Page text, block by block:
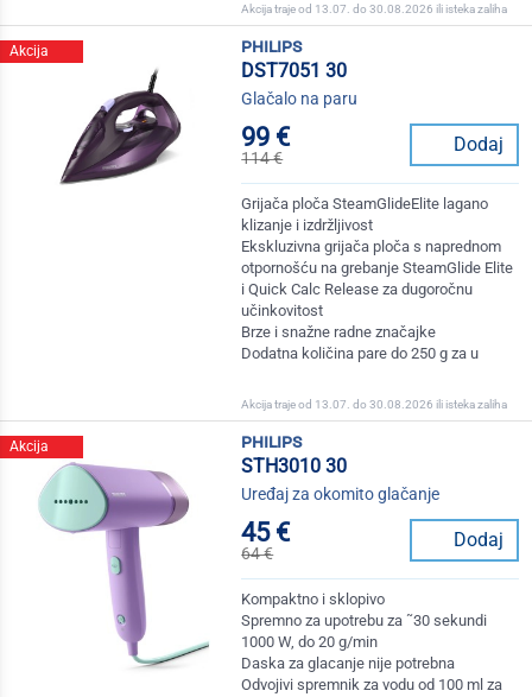
Akcija traje od 13.07. do 30.08.2026 ili isteka zaliha
Akcija
philips
DST7051 30
Glačalo na paru
99 €
114 €
Dodaj
Grijača ploča SteamGlideElite lagano
klizanje i izdržljivost
Ekskluzivna grijača ploča s naprednom
otpornošću na grebanje SteamGlide Elite
i Quick Calc Release za dugoročnu
učinkovitost
Brze i snažne radne značajke
Dodatna količina pare do 250 g za u
Akcija traje od 13.07. do 30.08.2026 ili isteka zaliha
Akcija
philips
STH3010 30
Uređaj za okomito glačanje
45 €
64 €
Dodaj
Kompaktno i sklopivo
Spremno za upotrebu za ˜30 sekundi
1000 W, do 20 g/min
Daska za glacanje nije potrebna
Odvojivi spremnik za vodu od 100 ml za